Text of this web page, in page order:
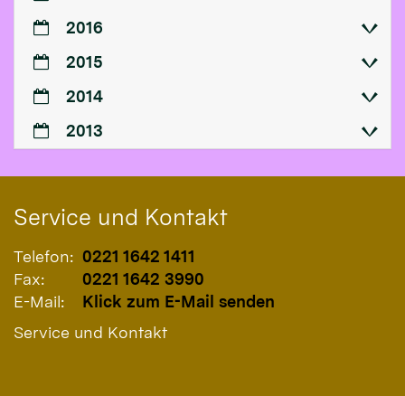
2016
2015
2014
2013
Service und Kontakt
Telefon: 0221 1642 1411
Fax:
0221 1642 3990
E-Mail:
Klick zum E-Mail senden
Service und Kontakt